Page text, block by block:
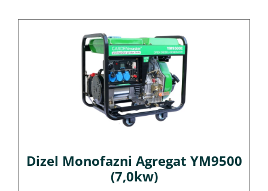
Dizel Monofazni Agregat YM9500
(7,0kw)